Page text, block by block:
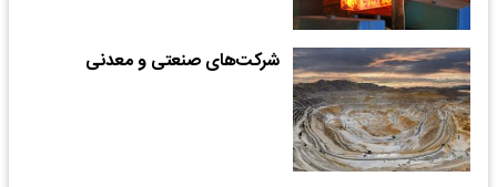
شرکت‌های صنعتی و معدنی